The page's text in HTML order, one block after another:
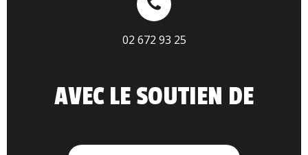
02 672 93 25
AVEC LE SOUTIEN DE